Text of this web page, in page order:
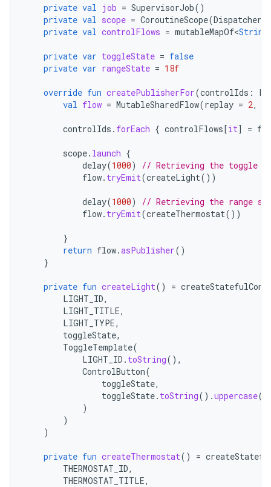
private val job = SupervisorJob()
private val scope = CoroutineScope(Dispatchers
private val controlFlows = mutableMapOf<String
private var toggleState = false
private var rangeState = 18f
override fun createPublisherFor(controlIds :
val flow = MutableSharedFlow(replay = 2,
controlIds . forEach { controlFlows[it] =
scope. launch {
delay(1000)
// Retrieving the toggle
flow. tryEmit(createLight())
delay(1000)
// Retrieving the range
flow. tryEmit(createThermostat())
}
return flow.asPublisher()
}
private fun createLight() =
LIGHT_ID,
LIGHT_TITLE,
LIGHT_TYPE,
toggleState,
ToggleTemplate(
LIGHT_ID . toString(),
ControlButton(
toggleState,
toggleState. toString().uppercase(
)
)
)
private fun createThermostat() =
THERMOSTAT_ID,
THERMOSTAT_TITLE,